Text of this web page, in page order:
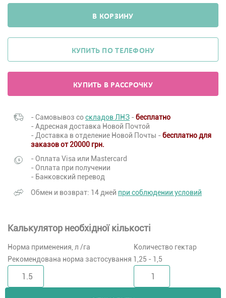
В КОРЗИНУ
КУПИТЬ ПО ТЕЛЕФОНУ
КУПИТЬ В РАССРОЧКУ
- Самовывоз соскладов ЛНЗ - бесплатно
- Адресная доставка Новой Почтой
- Доставка в отделение Новой Почты - бесплатно для
заказов от 20000 грн.
- Оплата Visa или Mastercard
- Оплата при получении
- Банковский перевод
Обмен и возврат: 14 дней при соблюдении условий
Калькулятор необхідної кількості
Норма применения, л /га
Количество гектар
Рекомендована норма застосування 1,25 - 1,5